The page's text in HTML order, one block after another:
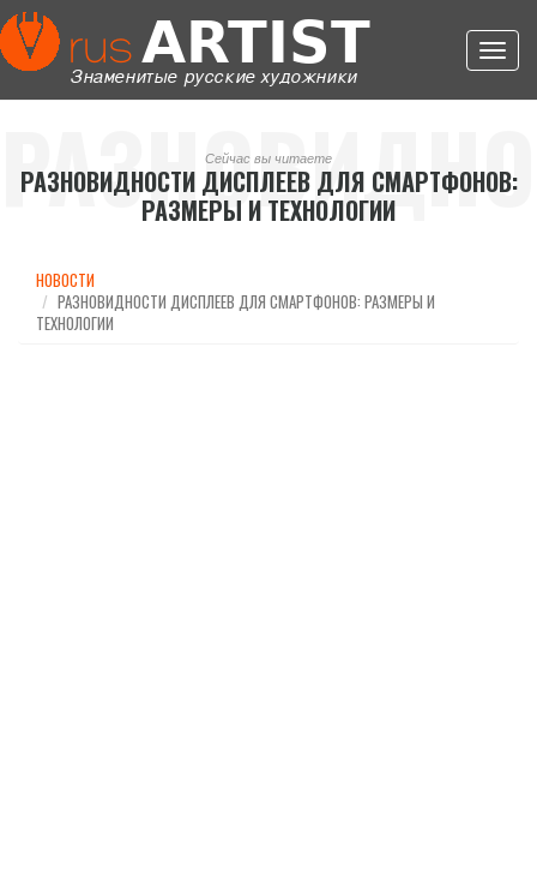
ДИСПЛЕЕВ
Сейчас вы читаете
РАЗНОВИДНОСТИ ДИСПЛЕЕВ ДЛЯ СМАРТФОНОВ:
РАЗМЕРЫ И ТЕХНОЛОГИИ
НОВОСТИ
РАЗНОВИДНОСТИ ДИСПЛЕЕВ ДЛЯ СМАРТФОНОВ: РАЗМЕРЫ И
ТЕХНОЛОГИИ